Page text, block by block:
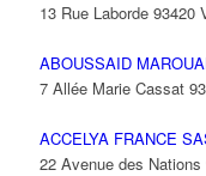
13 Rue Laborde 93420
ABOUSSAID
7 Allée Marie Cassat
ACCELYA FRANCE
22 Avenue des